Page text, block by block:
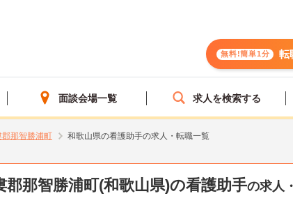
無料!簡単1分 転
面談会場一覧 求人を検索する
郡那智勝浦町 和歌山県の看護助手の求人・転職一覧
郡那智勝浦町(和歌山県)の看護助手の求人